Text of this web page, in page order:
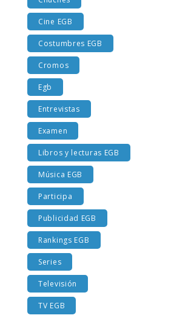
Chuches
Cine EGB
Costumbres EGB
Cromos
Egb
Entrevistas
Examen
Libros y lecturas EGB
Música EGB
Participa
Publicidad EGB
Rankings EGB
Series
Televisión
TV EGB